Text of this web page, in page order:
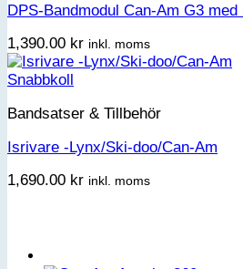
DPS-Bandmodul Can-Am G3
1,390.00 kr inkl. moms
Snabbkoll
Bandsatser & Tillbehör
Isrivare -Lynx/Ski-doo/Can-Am
1,690.00 kr inkl. moms